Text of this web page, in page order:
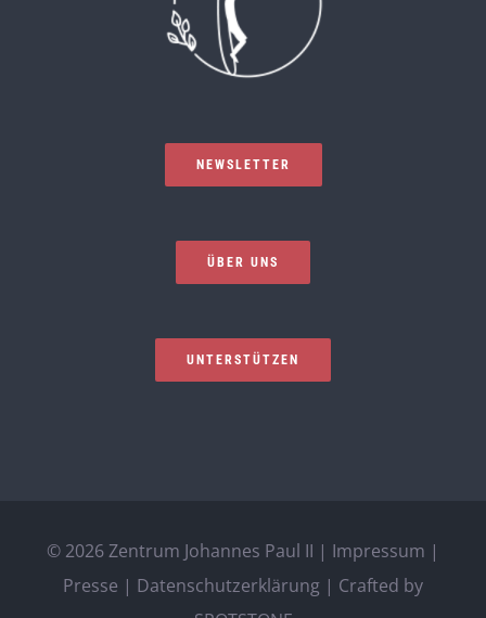
NEWSLETTER
ÜBER UNS
UNTERSTÜTZEN
© 2026 Zentrum Johannes Paul II | Impressum |
Presse | Datenschutzerklärung | Crafted by